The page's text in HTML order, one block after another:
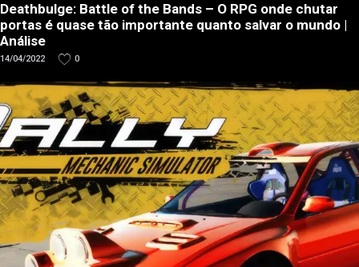
Deathbulge: Battle of the Bands – O RPG onde chutar
portas é quase tão importante quanto salvar o mundo |
Análise
14/04/2022 0